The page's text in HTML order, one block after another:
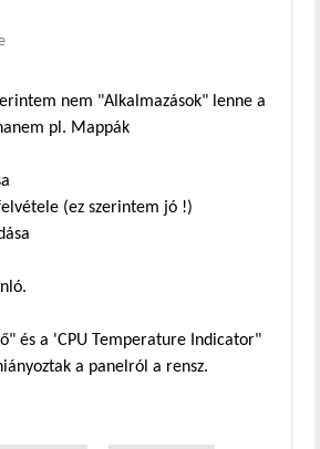
nem "Alkalmazások" lenne a
pl. Mappák
(ez szerintem jó !)
és a 'CPU Temperature Indicator"
a panelról a rensz.